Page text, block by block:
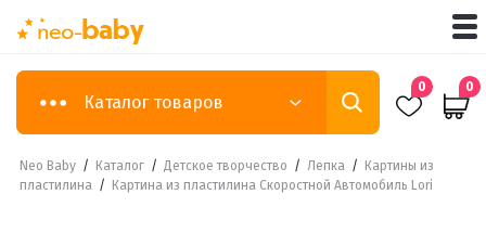
Каталог товаров
0 0
Neo Baby / Каталог / Детское творчество / Лепка /
Картины из
пластилина / Картина из пластилина Скоростной Автомобиль Lori